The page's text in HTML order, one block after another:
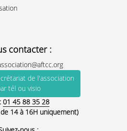
contacter :
de l'association
tél ou visio
01 45 88 35 28
14 à 16H uniquement)